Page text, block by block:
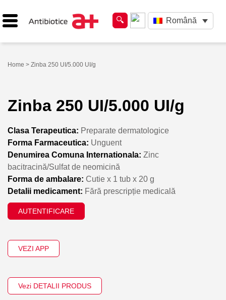
Română
Home > Zinba 250 UI/5.000 UI/g
Zinba 250 UI/5.000 UI/g
Clasa Terapeutica: Preparate dermatologice
Forma Farmaceutica: Unguent
Denumirea Comuna Internationala: Zinc
bacitracină/Sulfat de neomicină
Forma de ambalare: Cutie x 1 tub x 20 g
Detalii medicament: Fără prescripție medicală
AUTENTIFICARE
VEZI APP
Vezi DETALII PRODUS